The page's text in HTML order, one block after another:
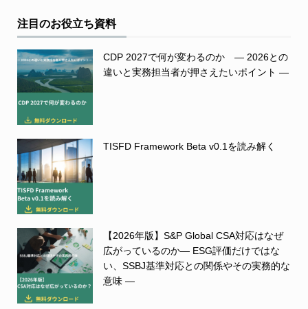
注目のお役立ち資料
CDP 2027で何が変わるのか ― 2026との
違いと実務担当者が押さえたいポイント ―
TISFD Framework Beta v0.1を読み解く
【2026年版】S&P Global CSA対応はなぜ
広がっているのか― ESG評価だけではな
い、SSBJ基準対応との関係やその実務的な
意味 ―